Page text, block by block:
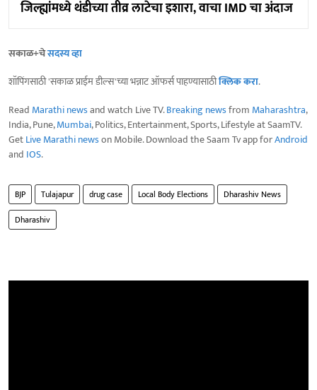
जिल्ह्यांमध्ये थंडीच्या तीव्र लाटेचा इशारा, वाचा IMD चा अंदाज
सकाळ+चेसदस्य व्हा
शॉपिंगसाठी 'सकाळ प्राईम डील्स'च्या भन्नाट ऑफर्स पाहण्यासाठीक्लिक करा.
Read Marathi newsand watch Live TV.Breaking newsfrom Maharashtra,
India, Pune,Mumbai, Politics, Entertainment, Sports, Lifestyle at SaamTV.
GetLive Marathi newson Mobile. Download the Saam Tv app forAndroid
and IOS.
BJP Tulajapur drug case Local Body Elections
Dharashiv News
Dharashiv